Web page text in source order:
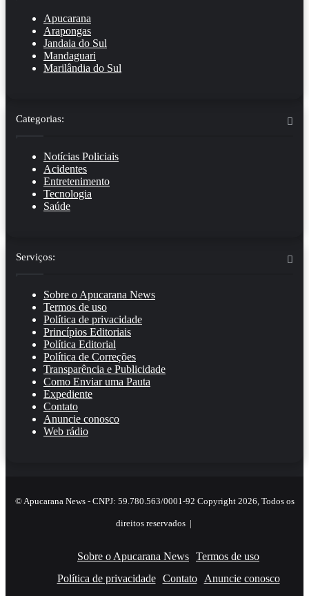
Apucarana
Arapongas
Jandaia do Sul
Mandaguari
Marilândia do Sul
Categorias:
Notícias Policiais
Acidentes
Entretenimento
Tecnologia
Saúde
Serviços:
Sobre o Apucarana News
Termos de uso
Política de privacidade
Princípios Editoriais
Política Editorial
Política de Correções
Transparência e Publicidade
Como Enviar uma Pauta
Expediente
Contato
Anuncie conosco
Web rádio
© Apucarana News - CNPJ: 59.780.563/0001-92 Copyright 2026, Todos os
direitos reservados |
Sobre o Apucarana News Termos de uso
Política de privacidade
Contato Anuncie conosco